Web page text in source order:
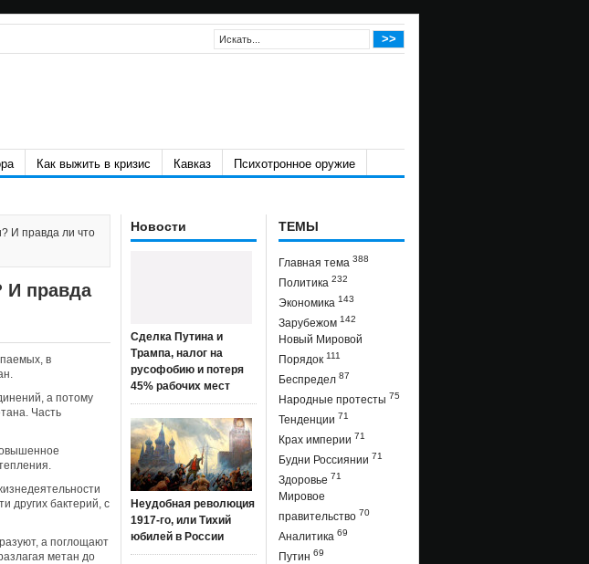
Как выжить в кризис Кавказ
Психотронное оружие
И правда ли что
И правда
в
а потому
Часть
других бактерий, с
а поглощают
метан до
Новости
Сделка Путина и
Трампа, налог на
русофобию и потеря
45% рабочих мест
Неудобная революция
1917-го, или Тихий
юбилей в России
ТЕМЫ
Главная тема 388
Политика 232
Экономика 143
Зарубежом 142
Новый Мировой
Порядок 111
Беспредел 87
Народные протесты 75
Тенденции 71
Крах империи 71
Будни Россиянии 71
Здоровье 71
Мировое
правительство 70
Аналитика 69
Путин 69